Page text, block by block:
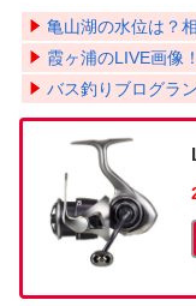
亀山湖の水位は？
霞ヶ浦のLIVE画像！
バス釣りブログラ